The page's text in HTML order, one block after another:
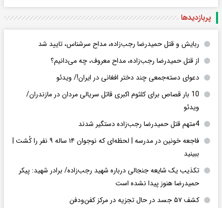
پربازدید‌ها
ربایش و قتل حمیدرضا رجب‌زاده، مداح سرشناس، تایید شد
از قتل حمیدرضا رجب‌زاده، مداح معروف، چه می‌دانیم؟
دعوای دسته‌جمعی چند دختر افغانی در ایران!/ ویدئو
10 بار قصاص برای کلثوم اکبری قاتل سریالی مردان در مازندران/
ویدئو
4متهم قتل حمیدرضا رجب‌زاده دستگیر شدند
فاجعه خونین در مدرسه | لحظه‌ای که نوجوان ۱۴ ساله ۹ نفر را کُشت |
ببینید
تکذیب یک شایعه جنجالی درباره شهید رجب‌زاده/ برادر شهید: پیکر
حمیدرضا هنوز پیدا نشده است
کشف ۵۷ جسد در حال تجزیه در مرکز کفن‌ودفن